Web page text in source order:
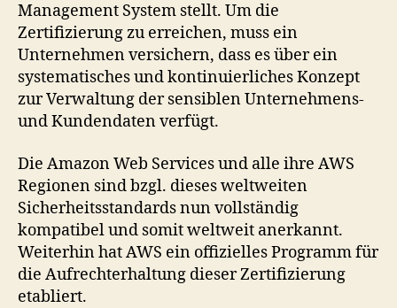
Management System stellt. Um die
Zertifizierung zu erreichen, muss ein
Unternehmen versichern, dass es über ein
systematisches und kontinuierliches Konzept
zur Verwaltung der sensiblen Unternehmens-
und Kundendaten verfügt.
Die Amazon Web Services und alle ihre AWS
Regionen sind bzgl. dieses weltweiten
Sicherheitsstandards nun vollständig
kompatibel und somit weltweit anerkannt.
Weiterhin hat AWS ein offizielles Programm für
die Aufrechterhaltung dieser Zertifizierung
etabliert.